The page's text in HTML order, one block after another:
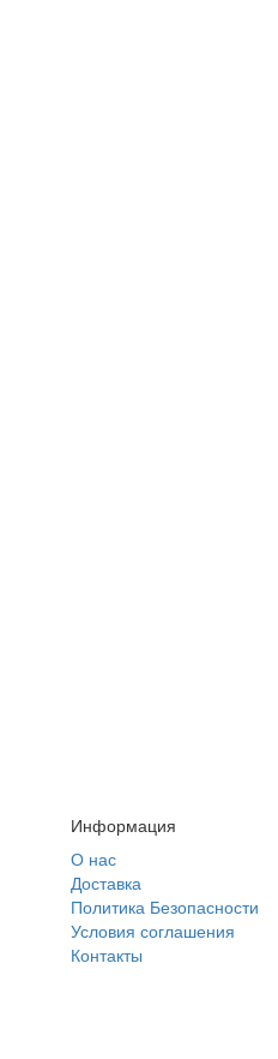
Информация
О нас
Доставка
Политика Безопасности
Условия соглашения
Контакты